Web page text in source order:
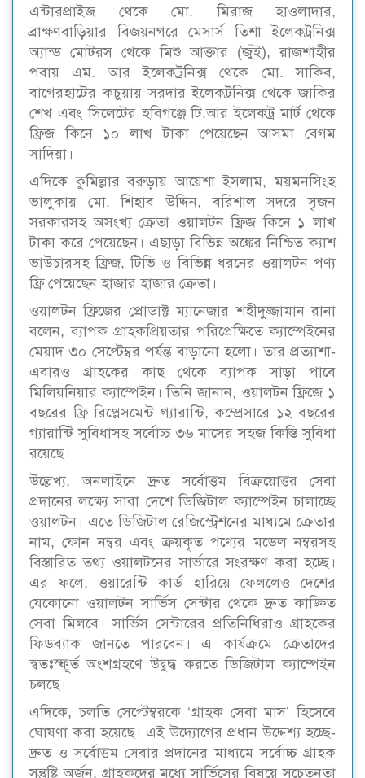
এন্টারপ্রাইজ থেকে মো. মিরাজ হাওলাদার,
ব্রাক্ষণবাড়িয়ার বিজয়নগরে মেসার্স তিশা ইলেকট্রনিক্স
অ্যান্ড মোটরস থেকে মিশু আক্তার (জুঁই), রাজশাহীর
পবায় এম. আর ইলেকট্রনিক্স থেকে মো. সাকিব,
বাগেরহাটের কচুয়ায় সরদার ইলেকট্রনিক্স থেকে জাকির
শেখ এবং সিলেটের হবিগঞ্জে টি.আর ইলেকট্র মার্ট থেকে
ফ্রিজ কিনে ১০ লাখ টাকা পেয়েছেন আসমা বেগম
সাদিয়া।
এদিকে কুমিল্লার বরুড়ায় আয়েশা ইসলাম, ময়মনসিংহ
ভালুকায় মো. শিহাব উদ্দিন, বরিশাল সদরে সৃজন
সরকারসহ অসংখ্য ক্রেতা ওয়ালটন ফ্রিজ কিনে ১ লাখ
টাকা করে পেয়েছেন। এছাড়া বিভিন্ন অঙ্কের নিশ্চিত ক্যাশ
ভাউচারসহ ফ্রিজ, টিভি ও বিভিন্ন ধরনের ওয়ালটন পণ্য
ফ্রি পেয়েছেন হাজার হাজার ক্রেতা।
ওয়ালটন ফ্রিজের প্রোডাক্ট ম্যানেজার শহীদুজ্জামান রানা
বলেন, ব্যাপক গ্রাহকপ্রিয়তার পরিপ্রেক্ষিতে ক্যাম্পেইনের
মেয়াদ ৩০ সেপ্টেম্বর পর্যন্ত বাড়ানো হলো। তার প্রত্যাশা-
এবারও গ্রাহকের কাছ থেকে ব্যাপক সাড়া পাবে
মিলিয়নিয়ার ক্যাম্পেইন। তিনি জানান, ওয়ালটন ফ্রিজে ১
বছরের ফ্রি রিপ্লেসমেন্ট গ্যারান্টি, কম্প্রেসারে ১২ বছরের
গ্যারান্টি সুবিধাসহ সর্বোচ্চ ৩৬ মাসের সহজ কিস্তি সুবিধা
রয়েছে।
উল্লেখ্য, অনলাইনে দ্রুত সর্বোত্তম বিক্রয়োত্তর সেবা
প্রদানের লক্ষ্যে সারা দেশে ডিজিটাল ক্যাম্পেইন চালাচ্ছে
ওয়ালটন। এতে ডিজিটাল রেজিস্ট্রেশনের মাধ্যমে ক্রেতার
নাম, ফোন নম্বর এবং ক্রয়কৃত পণ্যের মডেল নম্বরসহ
বিস্তারিত তথ্য ওয়ালটনের সার্ভারে সংরক্ষণ করা হচ্ছে।
এর ফলে, ওয়ারেন্টি কার্ড হারিয়ে ফেললেও দেশের
যেকোনো ওয়ালটন সার্ভিস সেন্টার থেকে দ্রুত কাঙ্ক্ষিত
সেবা মিলবে। সার্ভিস সেন্টারের প্রতিনিধিরাও গ্রাহকের
ফিডব্যাক জানতে পারবেন। এ কার্যক্রমে ক্রেতাদের
স্বতঃস্ফূর্ত অংশগ্রহণে উদ্বুদ্ধ করতে ডিজিটাল ক্যাম্পেইন
চলছে।
এদিকে, চলতি সেপ্টেম্বরকে ‘গ্রাহক সেবা মাস’ হিসেবে
ঘোষণা করা হয়েছে। এই উদ্যোগের প্রধান উদ্দেশ্য হচ্ছে-
দ্রুত ও সর্বোত্তম সেবার প্রদানের মাধ্যমে সর্বোচ্চ গ্রাহক
সন্তুষ্টি অর্জন, গ্রাহকদের মধ্যে সার্ভিসের বিষয়ে সচেতনতা